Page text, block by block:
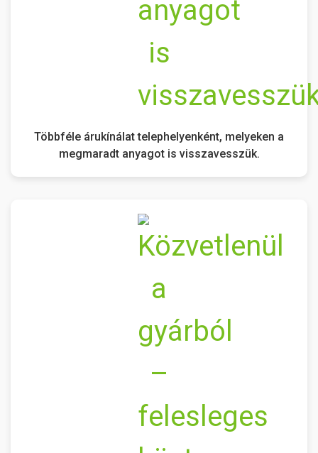
Többféle árukínálat telephelyenként, melyeken a
megmaradt anyagot is visszavesszük.